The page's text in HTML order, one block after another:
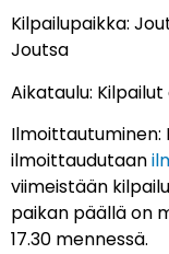
Kilpailupaikka:
Joutsa
Aikataulu:
Ilmoittautuminen:
ilmoittaudutaan
viimeistään
paikan päällä on
17.30 mennessä.